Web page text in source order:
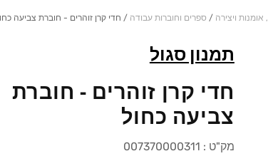
/ ספרים וחוברות עבודה / חדי קרן זוהרים - חוברת צביעה
תמנון סגול
חדי קרן זוהרים - חוברת
צביעה כחול
מק"ט : 007370000311